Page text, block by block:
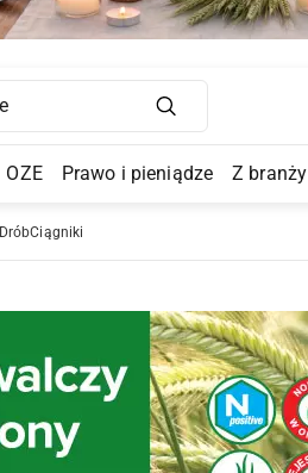
Main Navigation
OZE Prawo i pieniądze Z branży
DróbCiągniki